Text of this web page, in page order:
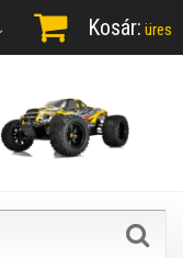
Kosár: üres